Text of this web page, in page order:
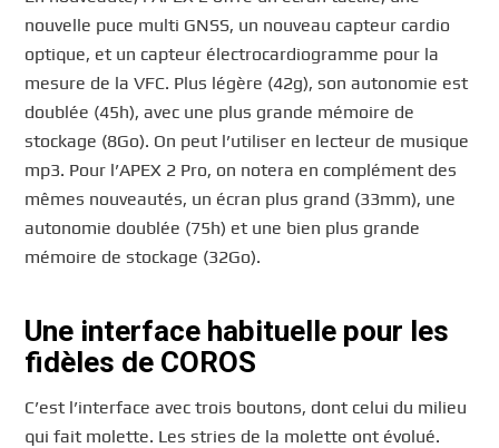
nouvelle puce multi GNSS, un nouveau capteur cardio
optique, et un capteur électrocardiogramme pour la
mesure de la VFC. Plus légère (42g), son autonomie est
doublée (45h), avec une plus grande mémoire de
stockage (8Go). On peut l’utiliser en lecteur de musique
mp3. Pour l’APEX 2 Pro, on notera en complément des
mêmes nouveautés, un écran plus grand (33mm), une
autonomie doublée (75h) et une bien plus grande
mémoire de stockage (32Go).
Une interface habituelle pour les
fidèles de COROS
C’est l’interface avec trois boutons, dont celui du milieu
qui fait molette. Les stries de la molette ont évolué.